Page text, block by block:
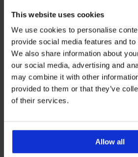
This website uses cookies
We use cookies to personalise
provide social media features and
We also share information about
our social media, advertising and
may combine it with other
provided to them or that they’ve
of their services.
Allow all
-20 % WELCOME20
3PACK Canotta in cotone
MEN-A Oto
24,79 €codiceWELCOME20
-20 %
10,39